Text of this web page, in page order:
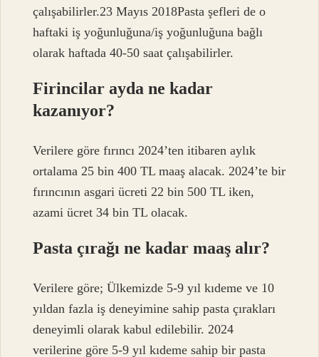
çalışabilirler.23 Mayıs 2018Pasta şefleri de o
haftaki iş yoğunluğuna/iş yoğunluğuna bağlı
olarak haftada 40-50 saat çalışabilirler.
Firincilar ayda ne kadar
kazanıyor?
Verilere göre fırıncı 2024’ten itibaren aylık
ortalama 25 bin 400 TL maaş alacak. 2024’te bir
fırıncının asgari ücreti 22 bin 500 TL iken,
azami ücret 34 bin TL olacak.
Pasta çırağı ne kadar maaş alır?
Verilere göre; Ülkemizde 5-9 yıl kıdeme ve 10
yıldan fazla iş deneyimine sahip pasta çırakları
deneyimli olarak kabul edilebilir. 2024
verilerine göre 5-9 yıl kıdeme sahip bir pasta